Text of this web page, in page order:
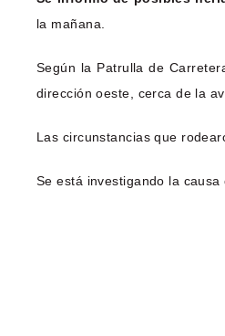
la mañana.
Según la Patrulla de
dirección oeste, cerca de la
Las circunstancias que
Se está investigando la causa